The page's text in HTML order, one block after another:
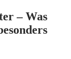
– Was